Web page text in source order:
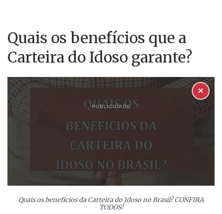
Quais os benefícios que a
Carteira do Idoso garante?
PUBLICIDADE
✕
Quais os benefícios da Carteira do Idoso no Brasil? CONFIRA
TODOS!